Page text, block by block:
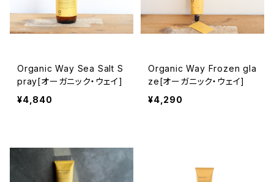
Organic Way Sea Salt S
pray[オーガニック・ウェイ]
¥4,840
Organic Way Frozen gla
ze[オーガニック・ウェイ]
¥4,290